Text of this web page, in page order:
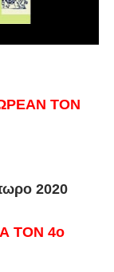
ΤΟΝ
2020
ΤΟΝ 4ο